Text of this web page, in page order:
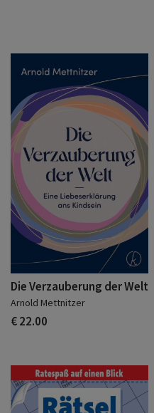
Die Verzauberung der Welt
Arnold Mettnitzer
€ 22.00